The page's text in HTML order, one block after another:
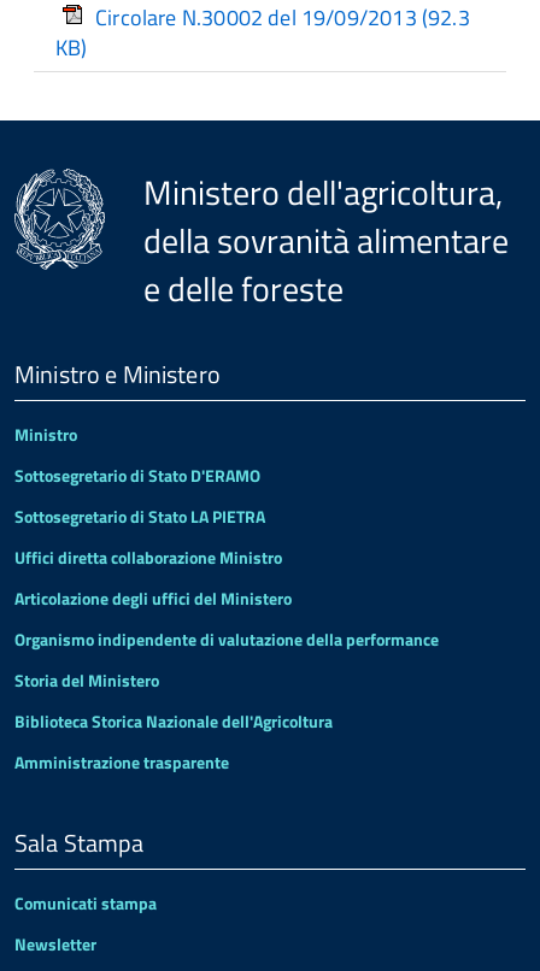
Circolare N.30002 del 19/09/2013 (92.3
KB)
Ministero dell'agricoltura,
della sovranità alimentare
e delle foreste
Footer
Ministro e Ministero
Ministro
Sottosegretario di Stato D'ERAMO
Sottosegretario di Stato LA PIETRA
Uffici diretta collaborazione Ministro
Articolazione degli uffici del Ministero
Organismo indipendente di valutazione della performance
Storia del Ministero
Biblioteca Storica Nazionale dell'Agricoltura
Amministrazione trasparente
Sala Stampa
Comunicati stampa
Newsletter